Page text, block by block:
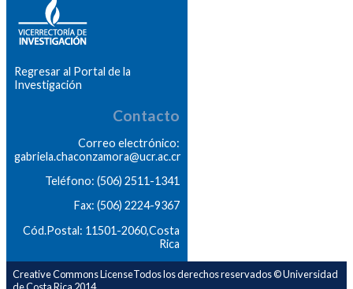
Regresar al Portal de la
Investigación
Contacto
Correo electrónico:
gabriela.chaconzamora@ucr.ac.cr
Teléfono: (506) 2511-1341
Fax: (506) 2224-9367
Cód.Postal: 11501-2060,Costa
Rica
Creative Commons LicenseTodos los derechos reservados © Universidad
de Costa Rica 2014